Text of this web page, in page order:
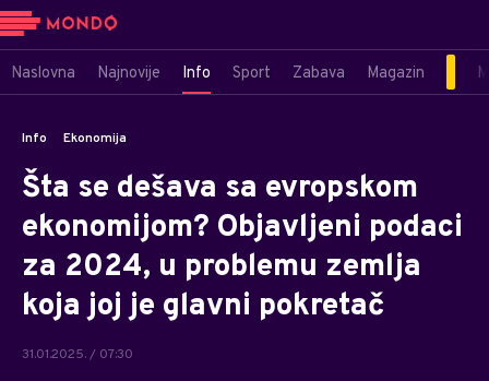
Naslovna Najnovije Info Sport Zabava Magazin
Info Ekonomija
Šta se dešava sa evropskom
ekonomijom? Objavljeni podaci
za 2024, u problemu zemlja
koja joj je glavni pokretač
31.01.2025. / 07:30